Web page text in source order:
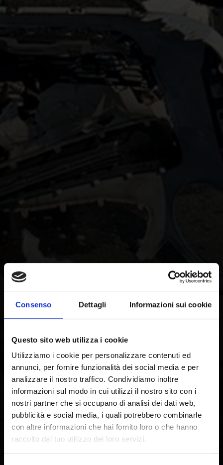
Consenso Dettagli Informazioni sui cookie
Questo sito web utilizza i cookie
Utilizziamo i cookie per personalizzare contenuti ed
annunci, per fornire funzionalità dei social media e per
analizzare il nostro traffico. Condividiamo inoltre
informazioni sul modo in cui utilizzi il nostro sito con i
nostri partner che si occupano di analisi dei dati web,
pubblicità e social media, i quali potrebbero combinarle
con altre informazioni che hai fornito loro o che hanno
raccolto dal tuo utilizzo dei loro servizi.